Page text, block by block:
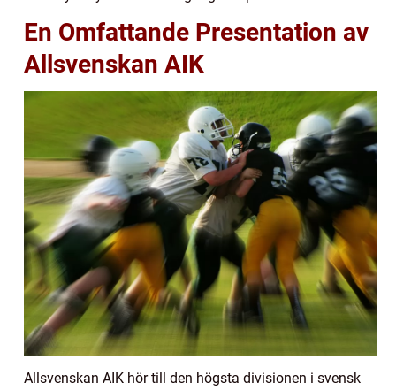
En Omfattande Presentation av
Allsvenskan AIK
Allsvenskan AIK hör till den högsta divisionen i svensk